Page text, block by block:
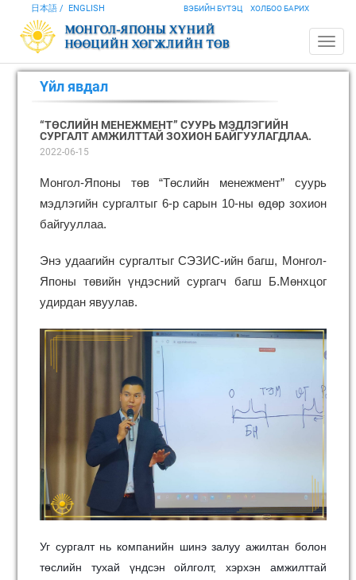
ВЭБИЙН БҮТЭЦ ХОЛБОО БАРИХ
日本語 ENGLISH
Үйл явдал
“ТӨСЛИЙН МЕНЕЖМЕНТ” СУУРЬ МЭДЛЭГИЙН
СУРГАЛТ АМЖИЛТТАЙ ЗОХИОН БАЙГУУЛАГДЛАА.
2022-06-15
Монгол-Японы төв “Төслийн менежмент” суурь
мэдлэгийн сургалтыг 6-р сарын 10-ны өдөр зохион
байгууллаа.
Энэ удаагийн сургалтыг СЭЗИС-ийн багш, Монгол-
Японы төвийн үндэсний сургагч багш Б.Мөнхцог
удирдан явуулав.
Уг сургалт нь компанийн шинэ залуу ажилтан болон
төслийн тухай үндсэн ойлголт, хэрхэн амжилттай